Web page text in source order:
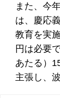
また、今
は、慶応
教育を実
円は必要
あたる）
主張し、